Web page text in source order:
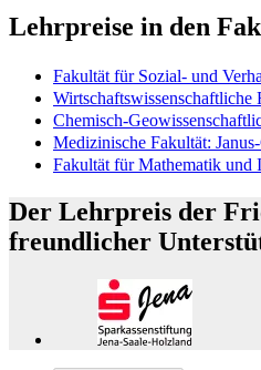
Lehrpreise in den
Fakultät für Sozial- und
Chemisch-
Medizinische Fakultät:
Fakultät für Mathematik und
Der Lehrpreis der
freundlicher